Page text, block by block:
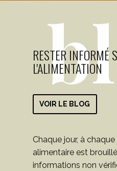
RESTER INFORMÉ
L'ALIMENTATION
VOIR LE BLOG
Chaque jour, à
alimentaire est
informations non